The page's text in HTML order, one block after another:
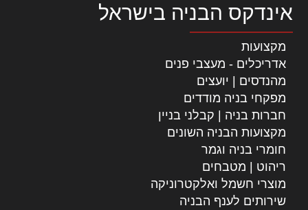
אינדקס הבניה בישראל
מקצועות
אדריכלים - מעצבי פנים
מהנדסים | יועצים
מפקחי בניה מודדים
חברות בניה | קבלני בניין
מקצועות הבניה השונים
חומרי בניה וגמר
ריהוט | מטבחים
מוצרי חשמל ואלקטרוניקה
שירותים לענף הבניה